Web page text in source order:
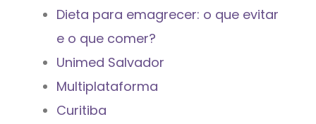
Dieta para emagrecer: o que evitar
e o que comer?
Unimed Salvador
Multiplataforma
Curitiba